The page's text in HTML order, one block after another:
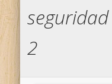
2